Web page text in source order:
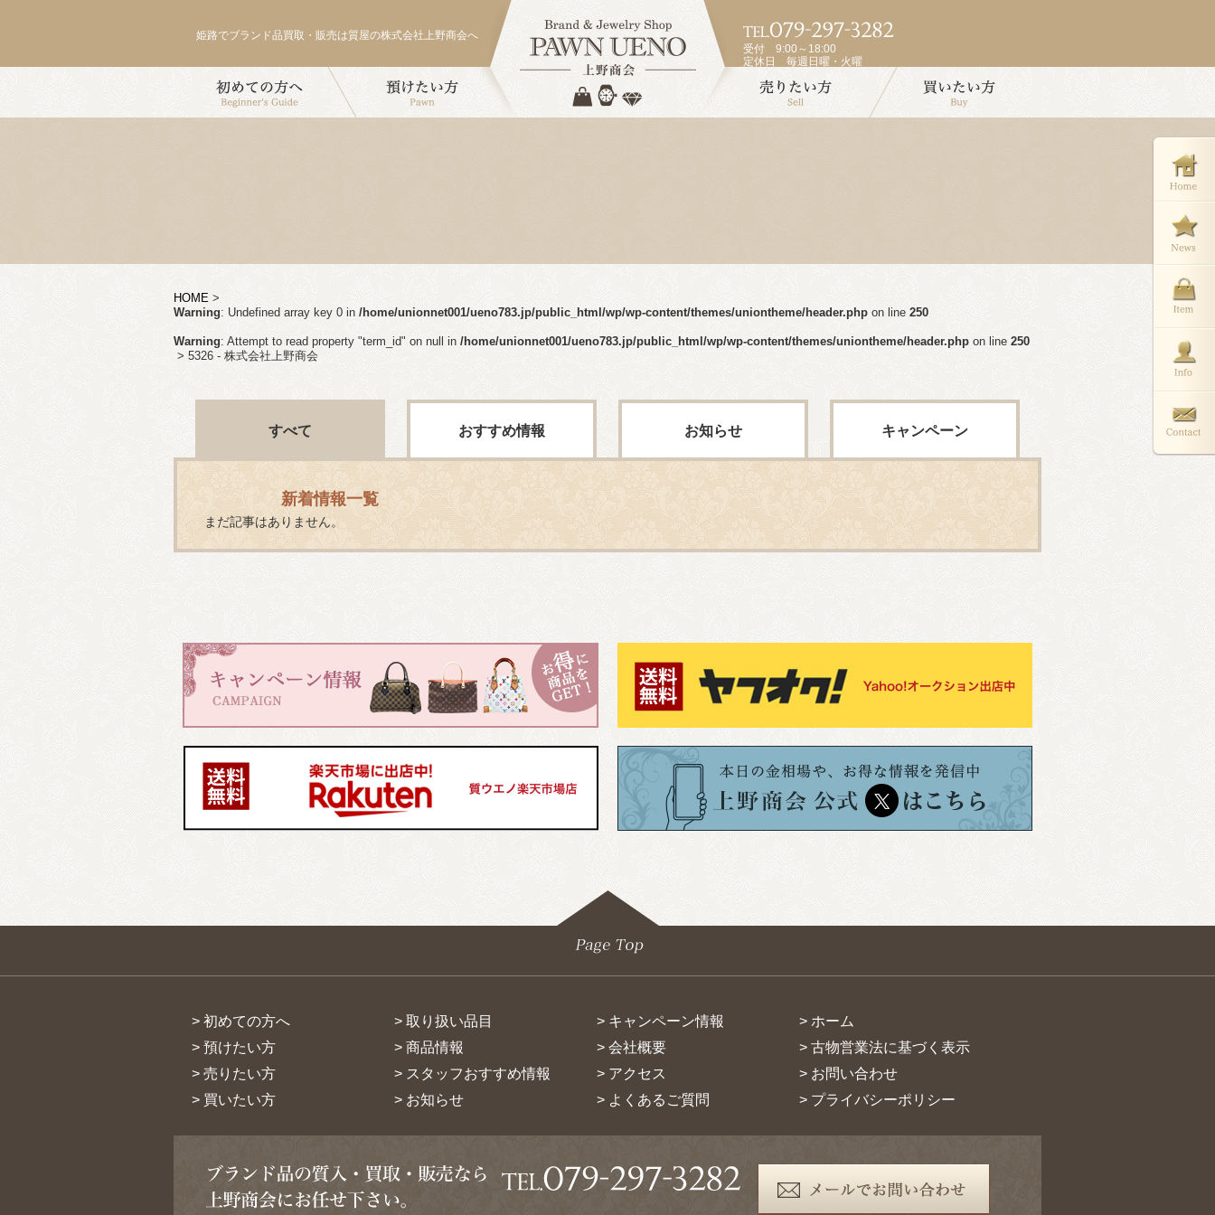
姫路でブランド品買取・販売は質屋の株式会社上野商会へ
受付 9:00～18:00
定休日 毎週日曜・火曜
HOME >
Warning: Undefined array key 0 in /home/unionnet001/ueno783.jp/public_html/wp/wp-content/themes/uniontheme/header.php on line250
Warning: Attempt to read property "term_id" on null in /home/unionnet001/ueno783.jp/public_html/wp/wp-content/themes/uniontheme/header.phpon line 250
> 5326 - 株式会社上野商会
すべて おすすめ情報 お知らせ キャンペーン
新着情報一覧
まだ記事はありません。
> 初めての方へ > 取り扱い品目 > キャンペーン情報
> ホーム
> 預けたい方
> 商品情報 > 会社概要
> 古物営業法に基づく表示
> 売りたい方
> スタッフおすすめ情報 > アクセス
> お問い合わせ
> 買いたい方
> お知らせ > よくあるご質問 > プライバシーポリシー